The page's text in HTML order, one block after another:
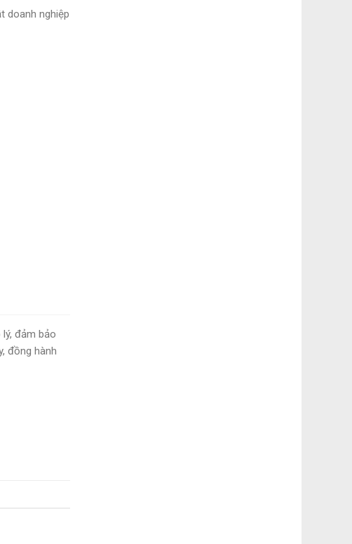
doanh nghiệp
đảm bảo
đồng hành